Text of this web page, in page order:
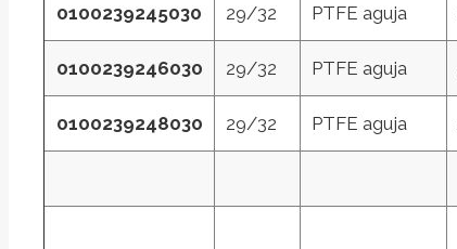
0100239245030 29/32 PTFE aguja
0100239246030 29/32 PTFE aguja
0100239248030 29/32 PTFE aguja